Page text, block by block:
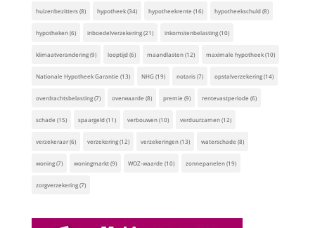
huizenbezitters(8) hypotheek(34) hypotheekrente (16) hypotheekschuld(8)
hypotheken(6) inboedelverzekering(21) inkomstenbelasting(10)
klimaatverandering(9) looptijd(6) maandlasten(12) maximale hypotheek(10)
Nationale Hypotheek Garantie (13) NHG(19) notaris(7) opstalverzekering(14)
overdrachtsbelasting(7) overwaarde (8) premie (9) rentevastperiode (6)
schade (15) spaargeld(11) verbouwen(10) verduurzamen(12)
verzekeraar(6) verzekering(12) verzekeringen(13) waterschade (8)
woning(7) woningmarkt(9) WOZ-waarde (10) zonnepanelen(19)
zorgverzekering(7)